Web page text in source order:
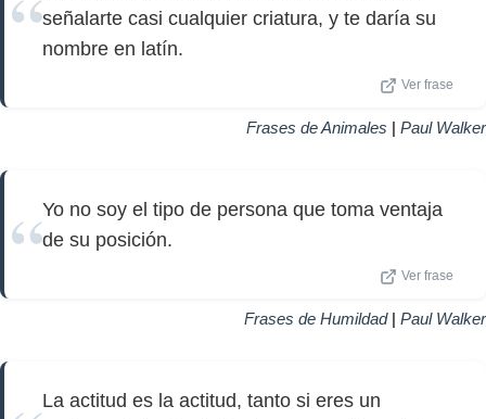
señalarte casi cualquier criatura, y te daría su
nombre en latín.
Ver frase
Frases de Animales | Paul Walker
Yo no soy el tipo de persona que toma ventaja
de su posición.
Ver frase
Frases de Humildad| Paul Walker
La actitud es la actitud, tanto si eres un